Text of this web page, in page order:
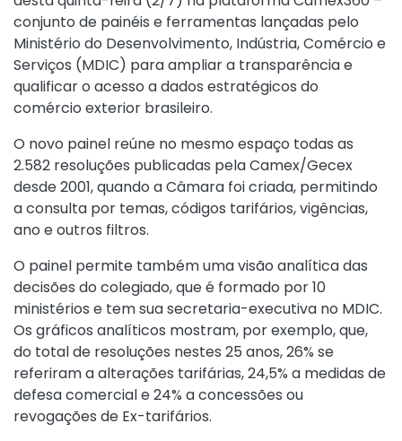
conjunto de painéis e ferramentas lançadas pelo
Ministério do Desenvolvimento, Indústria, Comércio e
Serviços (MDIC) para ampliar a transparência e
qualificar o acesso a dados estratégicos do
comércio exterior brasileiro.
O novo painel reúne no mesmo espaço todas as
2.582 resoluções publicadas pela Camex/Gecex
desde 2001, quando a Câmara foi criada, permitindo
a consulta por temas, códigos tarifários, vigências,
ano e outros filtros.
O painel permite também uma visão analítica das
decisões do colegiado, que é formado por 10
ministérios e tem sua secretaria-executiva no MDIC.
Os gráficos analíticos mostram, por exemplo, que,
do total de resoluções nestes 25 anos, 26% se
referiram a alterações tarifárias, 24,5% a medidas de
defesa comercial e 24% a concessões ou
revogações de Ex-tarifários.